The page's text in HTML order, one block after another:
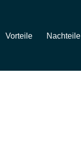
Vorteile Nachteile